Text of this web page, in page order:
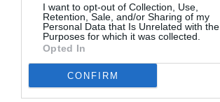
I want to opt-out of Collection, Use,
Retention, Sale, and/or Sharing of my
Personal Data that Is Unrelated with the
Purposes for which it was collected.
Opted In
CONFIRM
ΤΕΧΝΕΣ / ΝΕΑ
Μικρά
Ζωγραφικά 2018-
2019: Ομαδική
έκθεση στον
Εικαστικό Κύκλο